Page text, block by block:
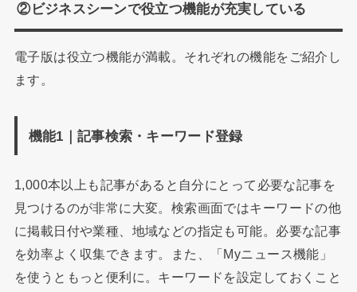
②ビジネスシーンで役立つ機能が充実している
電子版は役立つ機能が満載。それぞれの機能をご紹介し
ます。
機能1｜記事検索・キーワード登録
1,000本以上も記事があると自分にとって必要な記事を
見つけるのが非常に大変。検索画面ではキーワードの他
に掲載日付や業種、地域などの指定も可能。必要な記事
を効率よく収集できます。また、「Myニュース機能」
を使うともっと便利に。キーワードを設定しておくこと